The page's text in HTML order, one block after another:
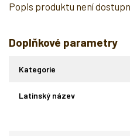
Popis produktu není
Doplňkové parametry
Kategorie
Latinský název